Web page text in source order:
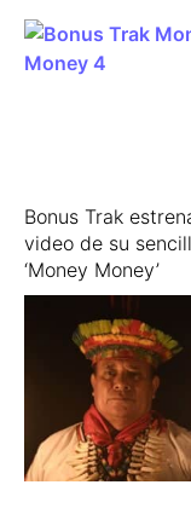
Bonus Trak
video de su
‘Money Money’